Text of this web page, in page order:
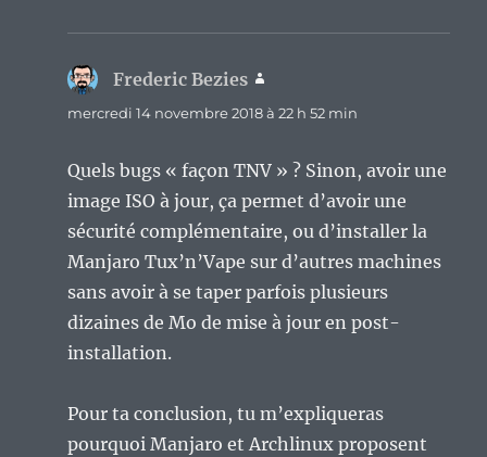
Frederic Bezies
mercredi 14 novembre 2018 à 22 h 52 min
Quels bugs « façon TNV » ? Sinon, avoir une
image ISO à jour, ça permet d’avoir une
sécurité complémentaire, ou d’installer la
Manjaro Tux’n’Vape sur d’autres machines
sans avoir à se taper parfois plusieurs
dizaines de Mo de mise à jour en post-
installation.
Pour ta conclusion, tu m’expliqueras
pourquoi Manjaro et Archlinux proposent